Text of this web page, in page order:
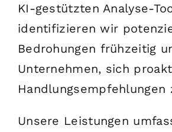
KI-gestützten Analyse-
identifizieren wir
Bedrohungen frühzeitig
Unternehmen, sich
Handlungsempfehlungen
Unsere Leistungen